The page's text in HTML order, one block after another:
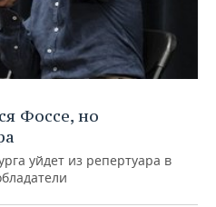
Фоссе, но
уйдет из репертуара в